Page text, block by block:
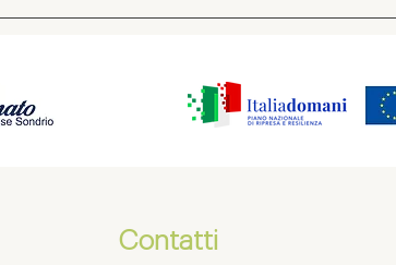
turismo 2025 in provincia
di Sondrio
Contatti